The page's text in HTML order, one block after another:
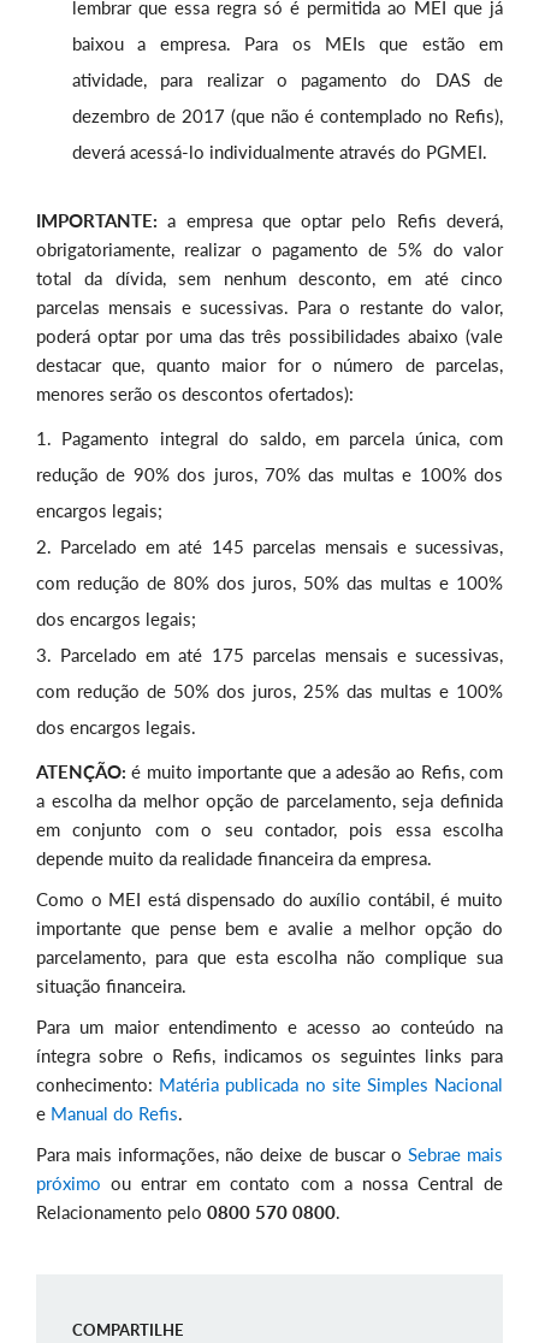
lembrar que essa regra só é permitida ao MEI que já
baixou a empresa. Para os MEIs que estão em
atividade, para realizar o pagamento do DAS de
dezembro de 2017 (que não é contemplado no Refis),
deverá acessá-lo individualmente através do PGMEI.
IMPORTANTE: a empresa que optar pelo Refis deverá,
obrigatoriamente, realizar o pagamento de 5% do valor
total da dívida, sem nenhum desconto, em até cinco
parcelas mensais e sucessivas. Para o restante do valor,
poderá optar por uma das três possibilidades abaixo (vale
destacar que, quanto maior for o número de parcelas,
menores serão os descontos ofertados):
Pagamento integral do saldo, em parcela única, com
redução de 90% dos juros, 70% das multas e 100% dos
encargos legais;
Parcelado em até 145 parcelas mensais e sucessivas,
com redução de 80% dos juros, 50% das multas e 100%
dos encargos legais;
Parcelado em até 175 parcelas mensais e sucessivas,
com redução de 50% dos juros, 25% das multas e 100%
dos encargos legais.
ATENÇÃO: é muito importante que a adesão ao Refis, com
a escolha da melhor opção de parcelamento, seja definida
em conjunto com o seu contador, pois essa escolha
depende muito da realidade financeira da empresa.
Como o MEI está dispensado do auxílio contábil, é muito
importante que pense bem e avalie a melhor opção do
parcelamento, para que esta escolha não complique sua
situação financeira.
Para um maior entendimento e acesso ao conteúdo na
íntegra sobre o Refis, indicamos os seguintes links para
conhecimento: Matéria publicada no site Simples Nacional
e Manual do Refis
Para mais informações, não deixe de buscar o Sebrae mais
próximo ou entrar em contato com a nossa Central de
Relacionamento pelo 0800 570 0800
COMPARTILHE